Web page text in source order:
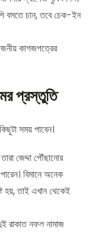
বসতে চান, তবে চেক-ইন
কাগজপত্রের
প্রস্তুতি
সময় পাবেন।
জেদ্দা পৌঁছানোর
বিমানে অনেক
হয়, তাই এখান থেকেই
রাকাত নফল নামাজ